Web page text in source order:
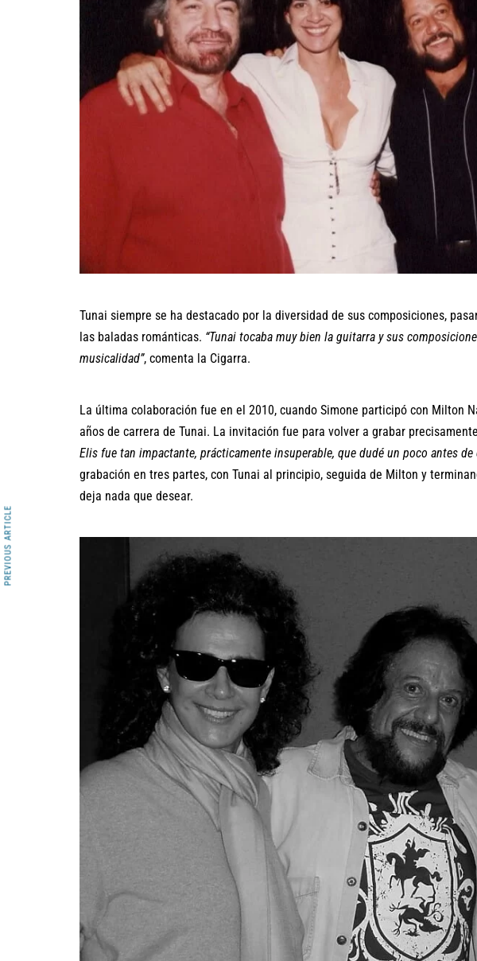
Tunai siempre se ha destacado por la diversidad de sus composiciones,
las baladas románticas. “Tunai tocaba muy bien la guitarra y sus
musicalidad”, comenta la Cigarra.
La última colaboración fue en el 2010, cuando Simone participó con Milton
años de carrera de Tunai. La invitación fue para volver a grabar precisamente
Elis fue tan impactante, prácticamente insuperable, que dudé un poco antes de
grabación en tres partes, con Tunai al principio, seguida de Milton y
deja nada que desear.
PREVIOUS ARTICLE